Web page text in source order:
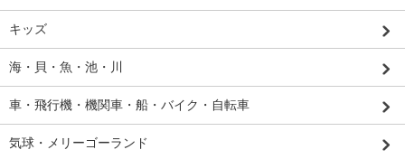
キッズ
海・貝・魚・池・川
車・飛行機・機関車・船・バイク・自転車
気球・メリーゴーランド